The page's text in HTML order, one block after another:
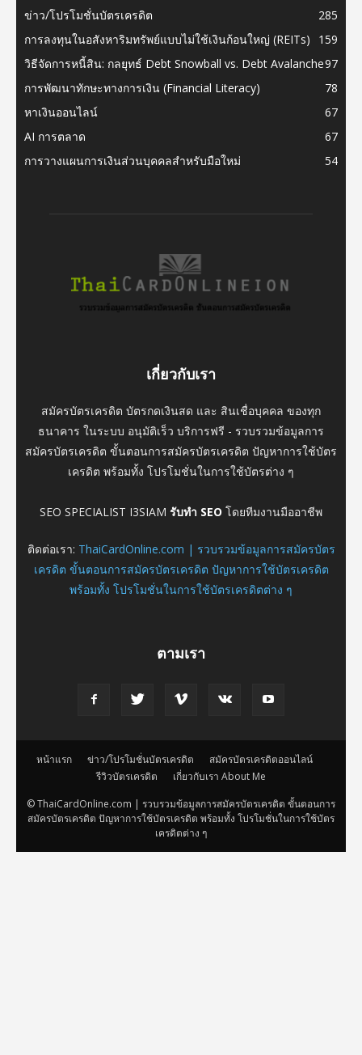
ข่าว/โปรโมชั่นบัตรเครดิต
285
การลงทุนในอสังหาริมทรัพย์แบบไม่ใช้เงินก้อนใหญ่ (REITs)
159
วิธีจัดการหนี้สิน: กลยุทธ์ Debt Snowball vs. Debt Avalanche97
การพัฒนาทักษะทางการเงิน (Financial Literacy)
78
หาเงินออนไลน์
67
AI การตลาด
67
การวางแผนการเงินส่วนบุคคลสำหรับมือใหม่
54
เกี่ยวกับเรา
สมัครบัตรเครดิต บัตรกดเงินสด และ สินเชื่อบุคคล ของทุก
ธนาคาร ในระบบ อนุมัติเร็ว บริการฟรี - รวบรวมข้อมูลการ
สมัครบัตรเครดิต ขั้นตอนการสมัครบัตรเครดิต ปัญหาการใช้บัตร
เครดิต พร้อมทั้ง โปรโมชั่นในการใช้บัตรต่าง ๆ
SEO SPECIALIST I3SIAM รับทำ SEO โดยทีมงานมืออาชีพ
ติดต่อเรา: ThaiCardOnline.com | รวบรวมข้อมูลการสมัครบัตร
เครดิต ขั้นตอนการสมัครบัตรเครดิต ปัญหาการใช้บัตรเครดิต
พร้อมทั้ง โปรโมชั่นในการใช้บัตรเครดิตต่าง ๆ
ตามเรา
หน้าแรก ข่าว/โปรโมชั่นบัตรเครดิต
สมัครบัตรเครดิตออนไลน์
รีวิวบัตรเครดิต
เกี่ยวกับเรา About Me
© ThaiCardOnline.com | รวบรวมข้อมูลการสมัครบัตรเครดิต ขั้นตอนการ
สมัครบัตรเครดิต ปัญหาการใช้บัตรเครดิต พร้อมทั้ง โปรโมชั่นในการใช้บัตร
เครดิตต่าง ๆ